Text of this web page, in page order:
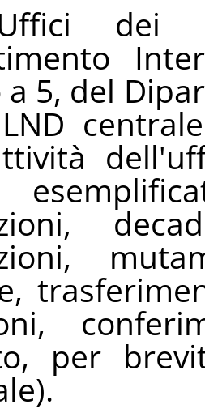
dei
a 5, del
per